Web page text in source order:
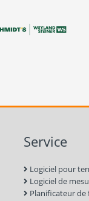
Service
Logiciel pour
Logiciel de
Planificateur de